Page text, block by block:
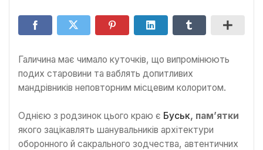
Галичина має чимало куточків, що випромінюють
подих старовини та ваблять допитливих
мандрівників неповторним місцевим колоритом.
Однією з родзинок цього краю є Буськ, пам’ятки
якого зацікавлять шанувальників архітектури
оборонного й сакрального зодчества, автентичних